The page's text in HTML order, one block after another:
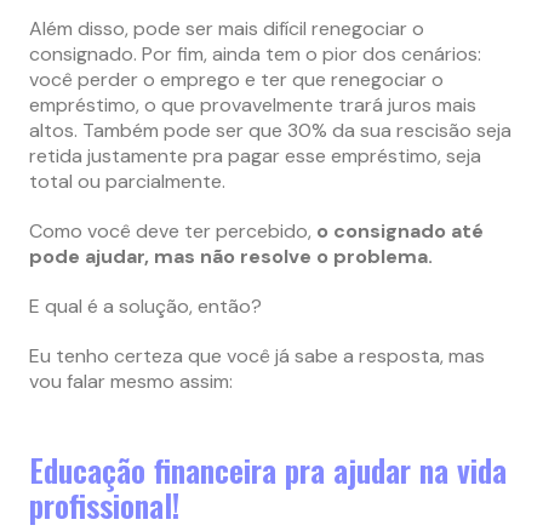
Além disso, pode ser mais difícil renegociar o
consignado. Por fim, ainda tem o pior dos cenários:
você perder o emprego e ter que renegociar o
empréstimo, o que provavelmente trará juros mais
altos. Também pode ser que 30% da sua rescisão seja
retida justamente pra pagar esse empréstimo, seja
total ou parcialmente.
Como você deve ter percebido, o consignado até
pode ajudar, mas não resolve o problema.
E qual é a solução, então?
Eu tenho certeza que você já sabe a resposta, mas
vou falar mesmo assim:
Educação financeira pra ajudar na vida
profissional!